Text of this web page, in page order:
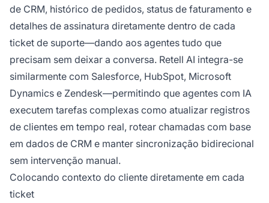
de CRM, histórico de pedidos, status de faturamento e
detalhes de assinatura diretamente dentro de cada
ticket de suporte—dando aos agentes tudo que
precisam sem deixar a conversa. Retell AI integra-se
similarmente com Salesforce, HubSpot, Microsoft
Dynamics e Zendesk—permitindo que agentes com IA
executem tarefas complexas como atualizar registros
de clientes em tempo real, rotear chamadas com base
em dados de CRM e manter sincronização bidirecional
sem intervenção manual.
Colocando contexto do cliente diretamente em cada
ticket